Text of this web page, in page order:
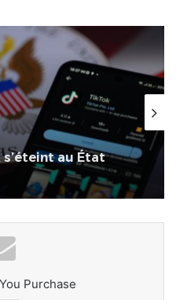
s’éteint au État
Purchase